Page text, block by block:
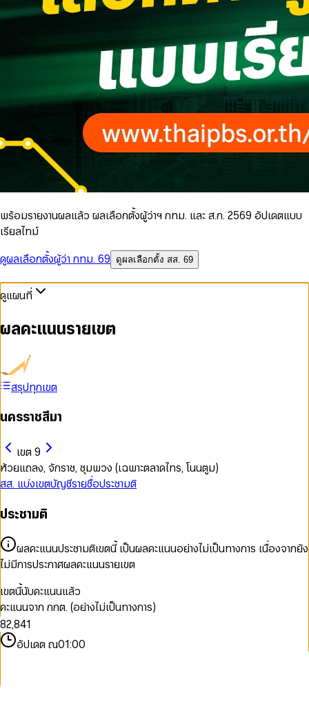
พร้อมรายงานผลแล้ว ผลเลือกตั้งผู้ว่าฯ กทม. และ ส.ก. 2569 อัปเดตแบบ
เรียลไทม์
ดูผลเลือกตั้งผู้ว่า กทม. 69
ดูผลเลือกตั้ง สส. 69
ดูแผนที่
ผลคะแนนรายเขต
สรุปทุกเขต
นครราชสีมา
เขต 9
ห้วยแถลง, จักราช, ชุมพวง (เฉพาะตลาดไทร, โนนตูม)
สส. แบ่งเขตบัญชีรายชื่อประชามติ
ประชามติ
ผลคะแนนประชามติเขตนี้ เป็นผลคะแนนอย่างไม่เป็นทางการ เนื่องจากยัง
ไม่มีการประกาศผลคะแนนรายเขต
เขตนี้นับคะแนนแล้ว
คะแนนจาก กกต. (อย่างไม่เป็นทางการ)
0
1
2
3
4
5
6
7
8
9
0
1
2
3
4
,
0
2
3
4
5
6
7
8
9
0
1
2
3
4
5
6
0
1
2
3
อัปเดต ณ01:00